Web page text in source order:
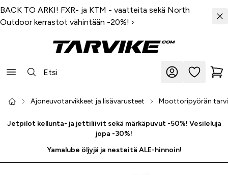
BACK TO ARKI! FXR- ja KTM - vaatteita sekä North
Outdoor kerrastot vähintään -20%! ›
Ajoneuvotarvikkeet ja lisävarusteet Moottoripyörän
Jetpilot kellunta- ja jettiliivit sekä märkäpuvut -50%! Vesileluja
jopa -30%!
Yamalube öljyjä ja nesteitä ALE-hinnoin!